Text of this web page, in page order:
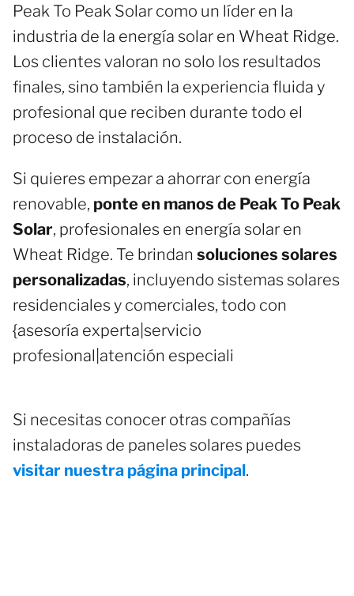
Peak To Peak Solar como un líder en la
industria de la energía solar en Wheat Ridge.
Los clientes valoran no solo los resultados
finales, sino también la experiencia fluida y
profesional que reciben durante todo el
proceso de instalación.
Si quieres empezar a ahorrar con energía
renovable, ponte en manos de Peak To Peak
Solar, profesionales en energía solar en
Wheat Ridge. Te brindan soluciones solares
personalizadas, incluyendo sistemas solares
residenciales y comerciales, todo con
{asesoría experta|servicio
profesional|atención especiali
Si necesitas conocer otras compañías
instaladoras de paneles solares puedes
visitar nuestra página principal.